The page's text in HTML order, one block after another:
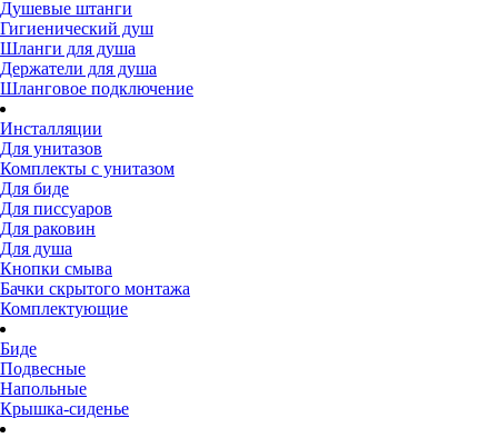
Душевые штанги
Гигиенический душ
Шланги для душа
Держатели для душа
Шланговое подключение
Инсталляции
Для унитазов
Комплекты с унитазом
Для биде
Для писсуаров
Для раковин
Для душа
Кнопки смыва
Бачки скрытого монтажа
Комплектующие
Биде
Подвесные
Напольные
Крышка-сиденье